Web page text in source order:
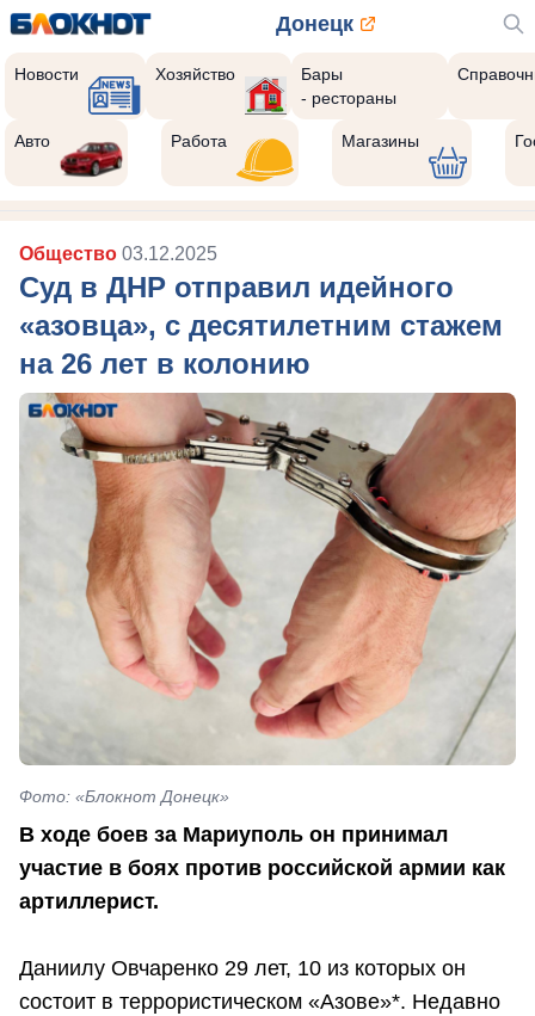
Донецк
Новости Хозяйство
Бары
- рестораны
Авто Работа Магазины
Общество 03.12.2025
Суд в ДНР отправил идейного
«азовца», с десятилетним стажем
на 26 лет в колонию
Фото: «Блокнот Донецк»
В ходе боев за Мариуполь он принимал
участие в боях против российской армии как
артиллерист.
Даниилу Овчаренко 29 лет, 10 из которых он
состоит в террористическом «Азове»*. Недавно